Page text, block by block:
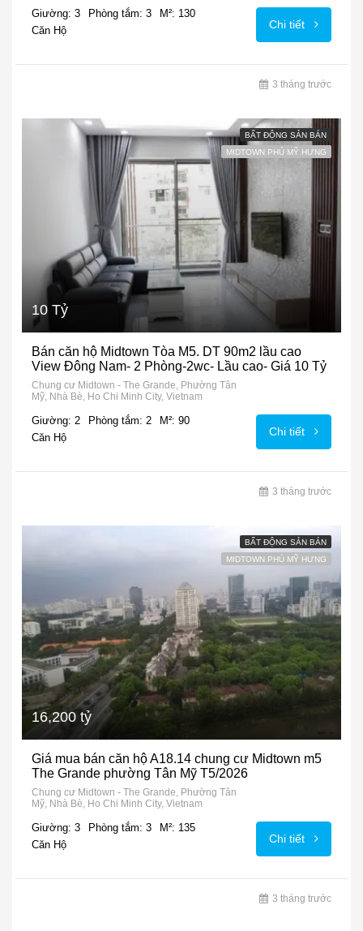
Giường: 3 Phòng tắm: 3
M²: 130
Căn Hộ
Chi tiết
3 tháng trước
BẤT ĐỘNG SẢN BÁN
MIDTOWN PHÚ MỸ HƯNG
10 Tỷ
Bán căn hộ Midtown Tòa M5. DT 90m2 lầu cao
View Đông Nam- 2 Phòng-2wc- Lầu cao- Giá 10 Tỷ
Chung cư Midtown - The Grande, Phường Tân
Mỹ, Nhà Bè, Ho Chi Minh City, Vietnam
Giường: 2 Phòng tắm: 2
M²: 90
Căn Hộ
Chi tiết
3 tháng trước
BẤT ĐỘNG SẢN BÁN
MIDTOWN PHÚ MỸ HƯNG
16,200 tỷ
Giá mua bán căn hộ A18.14 chung cư Midtown m5
The Grande phường Tân Mỹ T5/2026
Chung cư Midtown - The Grande, Phường Tân
Mỹ, Nhà Bè, Ho Chi Minh City, Vietnam
Giường: 3 Phòng tắm: 3
M²: 135
Căn Hộ
Chi tiết
3 tháng trước